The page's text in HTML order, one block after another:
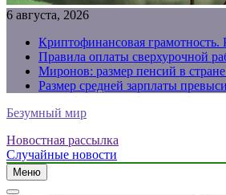
6 августа, 2026
Криптофинансовая грамотность.
Правила оплаты сверхурочной
Миронов: размер пенсий в
Размер средней зарплаты
Безумный мир
Новостная рассылка
Случайные новости
Меню